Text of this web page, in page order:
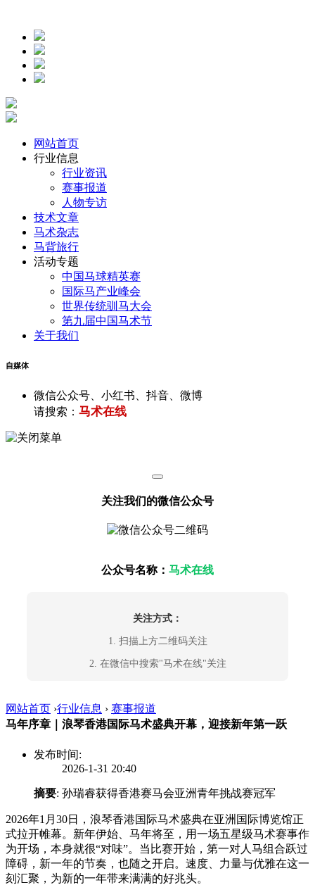
网站首页
行业信息
行业资讯
赛事报道
人物专访
技术文章
马术杂志
马背旅行
活动专题
中国马球精英赛
国际马产业峰会
世界传统驯马大会
第九届中国马术节
关于我们
自媒体
微信公众号、小红书、抖音、微博
请搜索： 马术在线
关注我们的微信公众号
公众号名称： 马术在线
关注方式：
1. 扫描上方二维码关注
2. 在微信中搜索"马术在线"关注
网站首页 ›行业信息 › 赛事报道
马年序章｜浪琴香港国际马术盛典开幕，迎接新年第一跃
发布时间:
2026-1-31 20:40
摘要: 孙瑞睿获得香港赛马会亚洲青年挑战赛冠军
2026年1月30日，浪琴香港国际马术盛典在亚洲国际博览馆正
式拉开帷幕。新年伊始、马年将至，用一场五星级马术赛事作
为开场，本身就很“对味”。当比赛开始，第一对人马组合跃过
障碍，新一年的节奏，也随之开启。速度、力量与优雅在这一
刻汇聚，为新的一年带来满满的好兆头。